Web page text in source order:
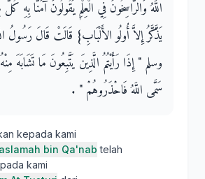
اللَّهُ وَالرَّاسِخُونَ فِي الْعِلْمِ يَقُولُونَ آمَنَّا بِهِ
يَذَّكَّرُ إِلاَّ أُولُو الأَلْبَابِ‏}‏ قَالَتْ قَالَ رَسُولُ
وسلم ‏"‏ إِذَا رَأَيْتُمُ الَّذِينَ يَتَّبِعُونَ مَا تَشَابَهَ
سَمَّى اللَّهُ فَاحْذَرُوهُمْ ‏"‏ ‏.‏
kepada kami
bin Qa'nab telah
kami